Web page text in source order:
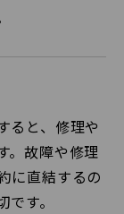
ると、修理や
。故障や修理
に直結するの
す。